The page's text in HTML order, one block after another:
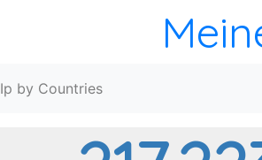
Ip by Countries